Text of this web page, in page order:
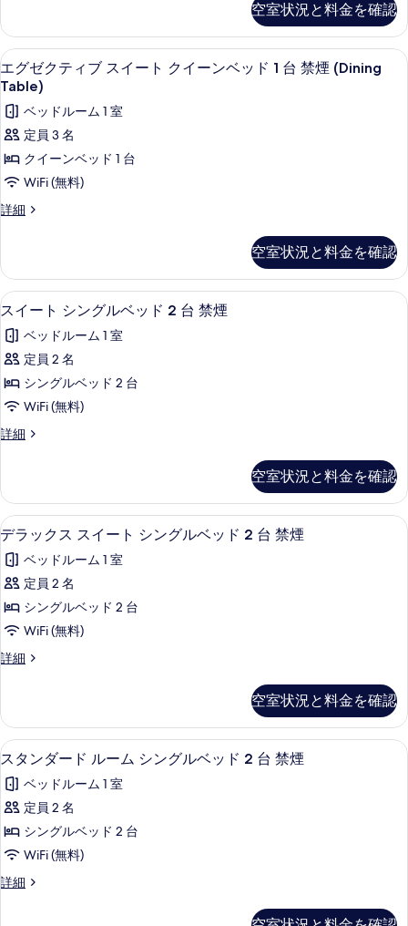
表
示
す
る
の
写
真
を
表
示
す
る
ト
ク
イ
ー
ン
ベ
ッ
ド
1
煙
の
す
べ
て
の
写
表
示
す
る
ス
ス
イ
ー
ク
イ
ン
ベ
ド
煙
の
詳
細
空室状況と料金を確認
エ
グ
ゼ
ク
テ
ィ
ブ
ー
ト
ク
イ
ー
ン
ベ
ッ
台
禁
煙
(Dining
Table)
の
す
べ
の
写
真
を
表
示
す
る
エグゼクティブ スイート クイーン
4
エグゼクティブ スイート クイーンベッド 1 台 禁煙 (Dining
Table)
ベッドルーム 1 室
定員 3 名
クイーンベッド 1 台
WiFi (無料)
詳細
エ
テ
ィ
ブ
イ
ー
ク
イ
ン
台
禁
煙
(Dining
Table)
の
細
空室状況と料金を確認
ス
イ
ー
ト
シ
グ
ベ
ッ
ド
2
台
禁
煙
の
て
の
写
真
を
表
示
す
スイート シングルベッド 2 台 禁煙 |
3
スイート シングルベッド 2 台 禁煙
ベッドルーム 1 室
定員 2 名
シングルベッド 2 台
WiFi (無料)
詳細
ス
シ
ン
グ
ベ
ッ
2
台
煙
空室状況と料金を確認
デ
ラ
ッ
ク
ス
イ
ト
シ
ン
グ
ル
ベ
ッ
ド
デラックス スイート シングルベッ
5
デラックス スイート シングルベッド 2 台 禁煙
ベッドルーム 1 室
定員 2 名
シングルベッド 2 台
WiFi (無料)
詳細
デ
ス
ス
イ
ト
シ
グ
ル
ッ
空室状況と料金を確認
ス
タ
ン
ダ
ー
ル
ミニバー、セーフティボックス (室内
2
スタンダード ルーム シングルベッド 2 台 禁煙
ベッドルーム 1 室
定員 2 名
シングルベッド 2 台
WiFi (無料)
詳細
ス